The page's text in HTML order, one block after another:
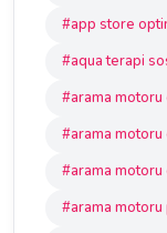
#app store
#aqua terapi
#arama
#arama motoru
#arama motoru
#arama motoru